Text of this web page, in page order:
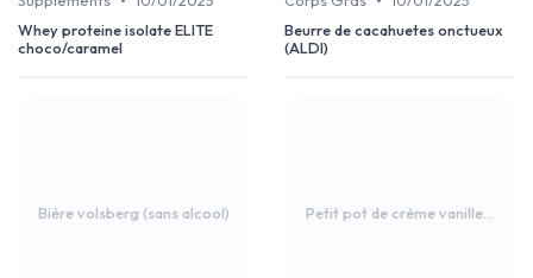
Whey proteine isolate ELITE
choco/caramel
Beurre de cacahuetes onctueux
(ALDI)
Bière volsberg (sans alcool) Petit pot de crème vanille...